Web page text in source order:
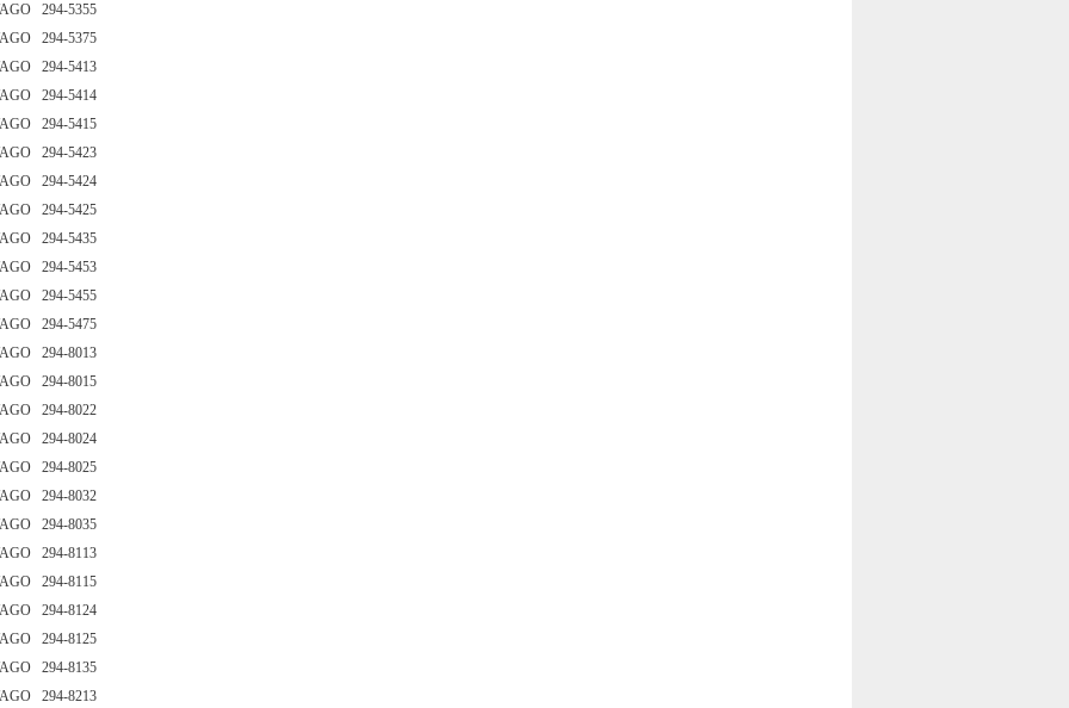
294-5355
294-5375
294-5413
294-5414
294-5415
294-5423
294-5424
294-5425
294-5435
294-5453
294-5455
294-5475
294-8013
294-8015
294-8022
294-8024
294-8025
294-8032
294-8035
294-8113
294-8115
294-8124
294-8125
294-8135
294-8213